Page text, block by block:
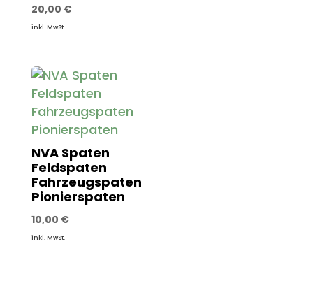
20,00 €
inkl. MwSt.
NVA Spaten
Feldspaten
Fahrzeugspaten
Pionierspaten
10,00 €
inkl. MwSt.